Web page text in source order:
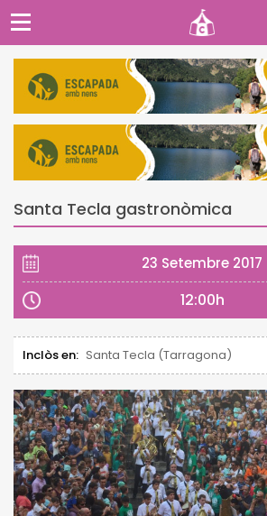
Santa Tecla gastronòmica
23 Setembre 2017
12:00h
Inclòs en: Santa Tecla (Tarragona)